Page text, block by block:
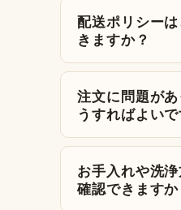
配送ポリシー
きますか？
注文に問題が
うすればよいで
お手入れや洗
確認できますか